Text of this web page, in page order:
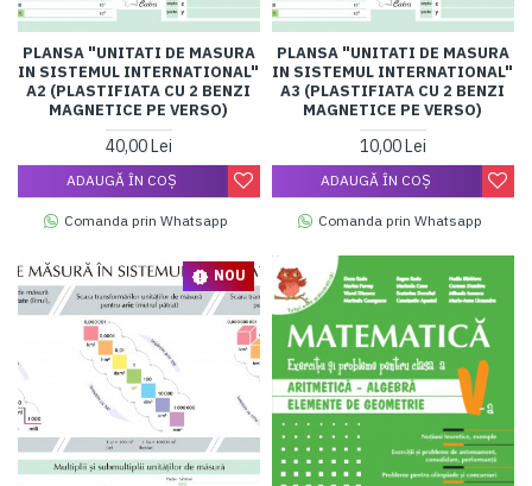
PLANSA "UNITATI DE MASURA
IN SISTEMUL INTERNATIONAL"
A2 (PLASTIFIATA CU 2 BENZI
MAGNETICE PE VERSO)
40,00 Lei
ADAUGĂ ÎN COŞ
Comanda prin Whatsapp
PLANSA "UNITATI DE MASURA
IN SISTEMUL INTERNATIONAL"
A3 (PLASTIFIATA CU 2 BENZI
MAGNETICE PE VERSO)
10,00 Lei
ADAUGĂ ÎN COŞ
Comanda prin Whatsapp
NOU